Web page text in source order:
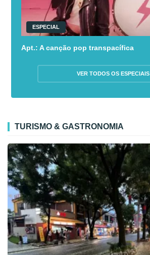
ESPECIAL
Apt.: A canção pop transpacífica
VER TODOS OS ESPECIAIS
TURISMO & GASTRONOMIA